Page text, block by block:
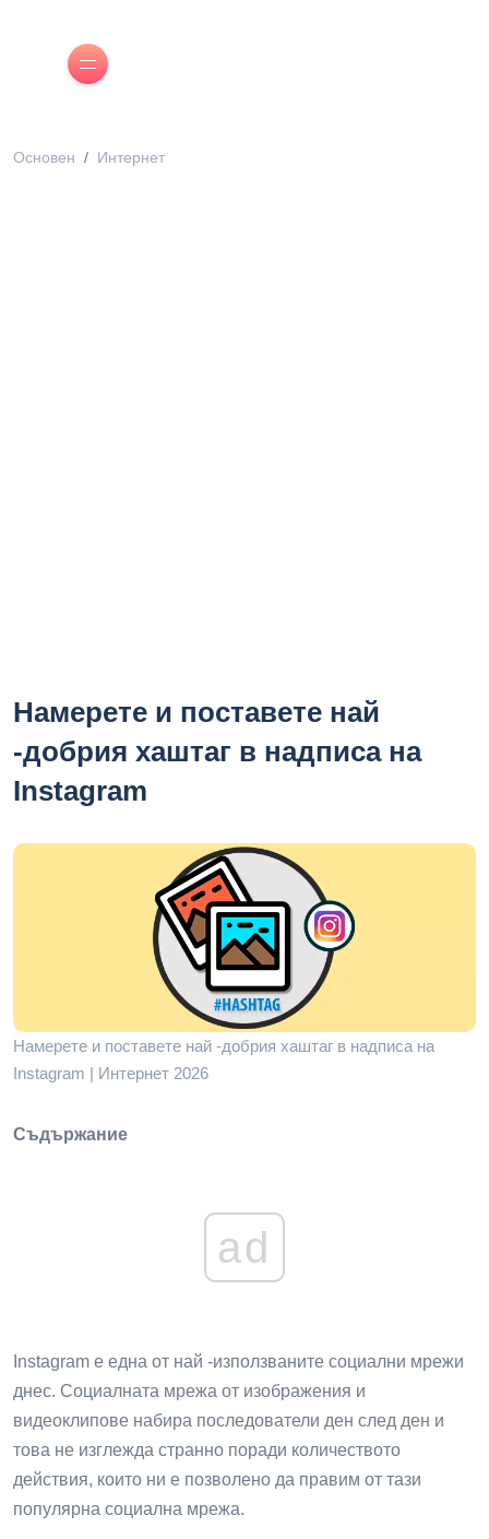
Основен Интернет
Намерете и поставете най
-добрия хаштаг в надписа на
Instagram
Намерете и поставете най -добрия хаштаг в надписа на
Instagram | Интернет 2026
Съдържание
ad
Instagram е една от най -използваните социални мрежи
днес. Социалната мрежа от изображения и
видеоклипове набира последователи ден след ден и
това не изглежда странно поради количеството
действия, които ни е позволено да правим от тази
популярна социална мрежа.